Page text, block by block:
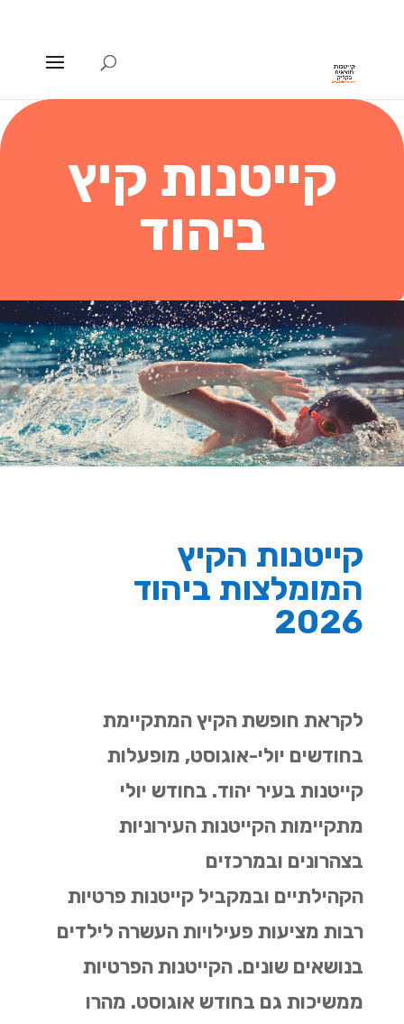
קייטנות קיץ
ביהוד
קייטנות הקיץ
המומלצות ביהוד
2026
לקראת חופשת הקיץ המתקיימת
בחודשים יולי-אוגוסט, מופעלות
קייטנות בעיר יהוד. בחודש יולי
מתקיימות הקייטנות העירוניות
בצהרונים ובמרכזים
הקהילתיים ובמקביל קייטנות פרטיות
רבות מציעות פעילויות העשרה לילדים
בנושאים שונים. הקייטנות הפרטיות
ממשיכות גם בחודש אוגוסט. מהרו